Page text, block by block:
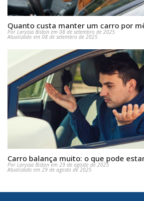
Quanto custa manter um carro por
Por Laryssa Biston em 08 de setembro de 2025
Atualizado em 08 de setembro de 2025
Carro balança muito: o que pode
Por Laryssa Biston em 29 de agosto de 2025
Atualizado em 29 de agosto de 2025